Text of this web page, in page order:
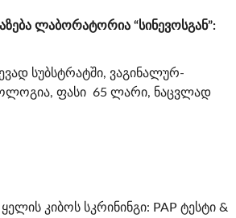
ლაბორატორია “სინევოსგან”:
სუბსტრატში, ვაგინალურ-
ფასი 65 ლარი, ნაცვლად
კიბოს სკრინინგი: PAP ტესტი &